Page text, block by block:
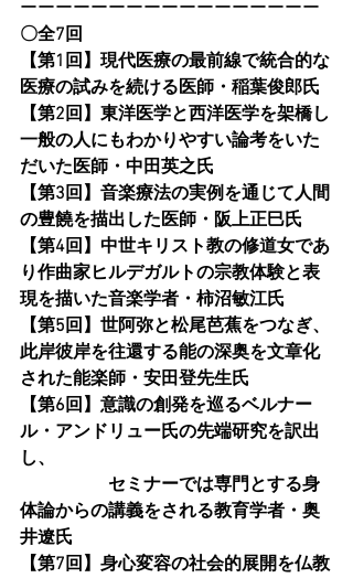
ーーーーーーーーーーーーーーーーー
〇全7回
【第1回】現代医療の最前線で統合的な
医療の試みを続ける医師・稲葉俊郎氏
【第2回】東洋医学と西洋医学を架橋し
一般の人にもわかりやすい論考をいた
だいた医師・中田英之氏
【第3回】音楽療法の実例を通じて人間
の豊饒を描出した医師・阪上正巳氏
【第4回】中世キリスト教の修道女であ
り作曲家ヒルデガルトの宗教体験と表
現を描いた音楽学者・柿沼敏江氏
【第5回】世阿弥と松尾芭蕉をつなぎ、
此岸彼岸を往還する能の深奥を文章化
された能楽師・安田登先生氏
【第6回】意識の創発を巡るベルナー
ル・アンドリュー氏の先端研究を訳出
し、
セミナーでは専門とする身
体論からの講義をされる教育学者・奥
井遼氏
【第7回】身心変容の社会的展開を仏教